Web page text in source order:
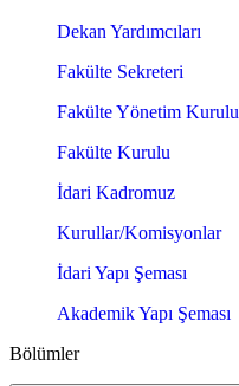
Dekan Yardımcıları
Fakülte Sekreteri
Fakülte Yönetim Kurulu
Fakülte Kurulu
İdari Kadromuz
Kurullar/Komisyonlar
İdari Yapı Şeması
Akademik Yapı Şeması
Bölümler